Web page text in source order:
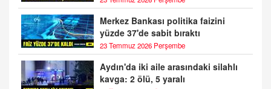
Merkez Bankası politika faizini
yüzde 37'de sabit bıraktı
23 Temmuz 2026 Perşembe
Aydın'da iki aile arasındaki silahlı
kavga: 2 ölü, 5 yaralı